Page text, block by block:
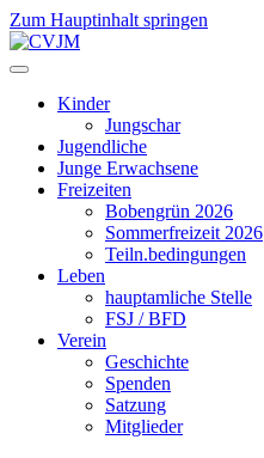
Zum Hauptinhalt springen
Kinder
Jungschar
Jugendliche
Junge Erwachsene
Freizeiten
Bobengrün 2026
Sommerfreizeit 2026
Teiln.bedingungen
Leben
hauptamliche Stelle
FSJ / BFD
Verein
Geschichte
Spenden
Satzung
Mitglieder